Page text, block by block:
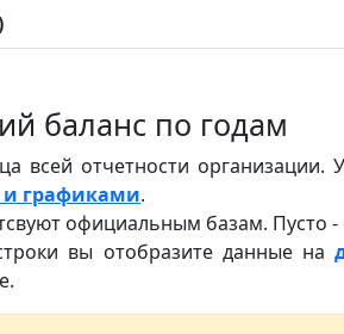
баланс по годам
всей отчетности
и графиками.
официальным базам. Пусто
вы отобразите данные на